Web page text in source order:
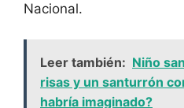
Nacional.
Leer también: Niño
risas y un santurrón
habría imaginado?